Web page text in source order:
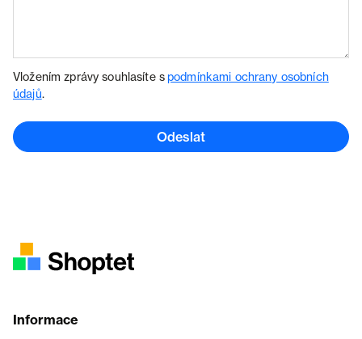
Vložením zprávy souhlasíte spodmínkami ochrany osobních
údajů.
Odeslat
Informace